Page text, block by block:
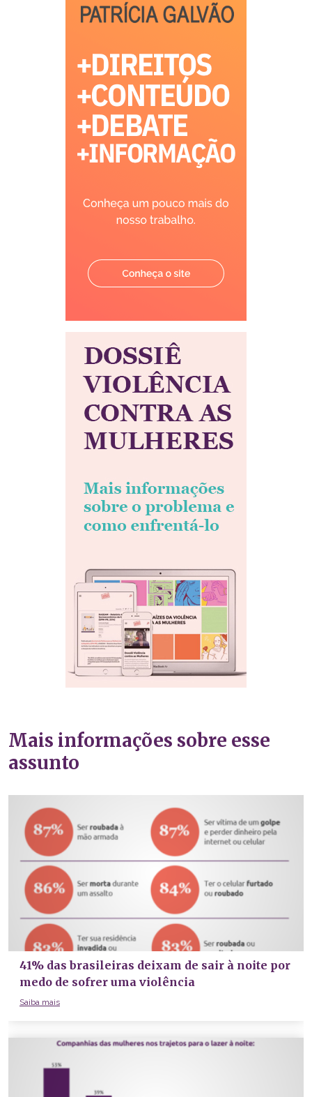
Mais informações sobre esse
assunto
41% das brasileiras deixam de sair à noite por
medo de sofrer uma violência
Saiba mais